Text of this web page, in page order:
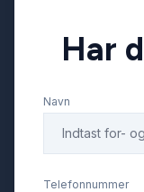
Navigation
Nøglefri
Har
Navn
Telefonnummer